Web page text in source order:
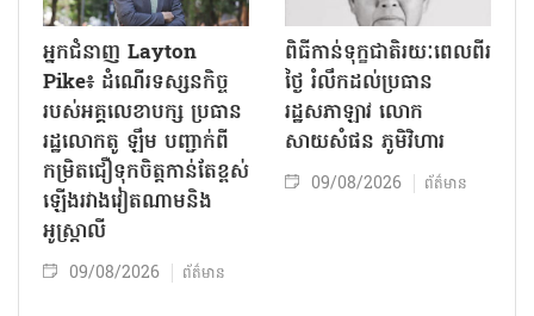
អ្នកជំនាញ Layton
Pike៖ ដំណើរទស្សនកិច្ច
របស់អគ្គលេខាបក្ស ប្រធាន
រដ្ឋលោកតូ ឡឹម បញ្ជាក់ពី
កម្រិតជឿទុកចិត្តកាន់តែខ្ពស់
ឡើងរវាងវៀតណាមនិង
អូស្ត្រាលី
09/08/2026 ព័ត៌មាន
ពិធីកាន់ទុក្ខជាតិរយៈពេលពីរ
ថ្ងៃ រំលឹកដល់ប្រធាន
រដ្ឋសភាឡាវ លោក
សាយសំផន ភូមិវិហារ
09/08/2026 ព័ត៌មាន